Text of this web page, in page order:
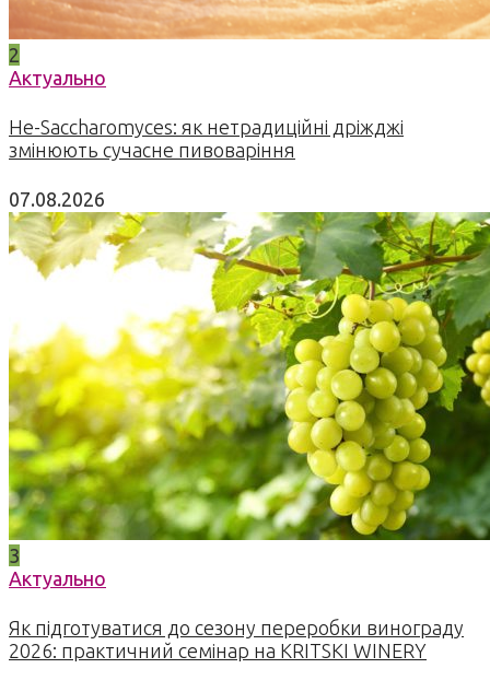
2
Актуально
Не-Saccharomyces: як нетрадиційні дріжджі
змінюють сучасне пивоваріння
07.08.2026
3
Актуально
Як підготуватися до сезону переробки винограду
2026: практичний семінар на KRITSKI WINERY